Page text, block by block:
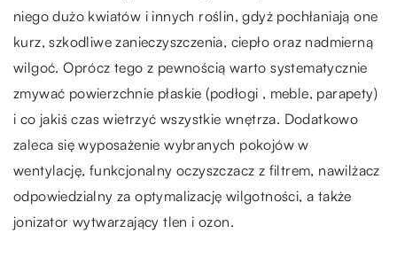
niego dużo kwiatów i innych roślin, gdyż pochłaniają one
kurz, szkodliwe zanieczyszczenia, ciepło oraz nadmierną
wilgoć. Oprócz tego z pewnością warto systematycznie
zmywać powierzchnie płaskie (podłogi , meble, parapety)
i co jakiś czas wietrzyć wszystkie wnętrza. Dodatkowo
zaleca się wyposażenie wybranych pokojów w
wentylację, funkcjonalny oczyszczacz z filtrem, nawilżacz
odpowiedzialny za optymalizację wilgotności, a także
jonizator wytwarzający tlen i ozon.